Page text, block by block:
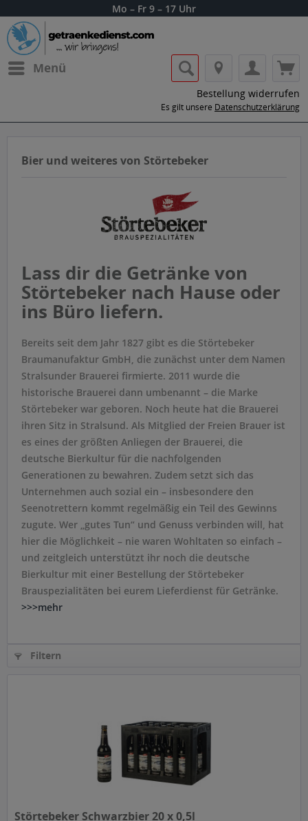
Mo – Fr 9 – 17 Uhr
Menü
Bestellung widerrufen
Es gilt unsere Datenschutzerklärung
Bier und weiteres von Störtebeker
Lass dir die Getränke von
Störtebeker nach Hause oder
ins Büro liefern.
Bereits seit dem Jahr 1827 gibt es die Störtebeker
Braumanufaktur GmbH, die zunächst unter dem Namen
Stralsunder Brauerei firmierte. 2011 wurde die
historische Brauerei dann umbenannt – die Marke
Störtebeker war geboren. Noch heute hat die Brauerei
ihren Sitz in Stralsund. Als Mitglied der Freien Brauer ist
es eines der größten Anliegen der Brauerei, die
deutsche Bierkultur für die nachfolgenden
Generationen zu bewahren. Zudem setzt sich das
Unternehmen auch sozial ein – insbesondere den
Seenotrettern kommt regelmäßig ein Teil des Gewinns
zugute. Wer „gutes Tun“ und Genuss verbinden will, hat
hier die Möglichkeit – nie waren Wohltaten so einfach –
und zeitgleich unterstützt ihr noch die deutsche
Bierkultur mit einer Bestellung der Störtebeker
Brauspezialitäten bei eurem Lieferdienst für Getränke.
>>>mehr
Filtern
Störtebeker Schwarzbier 20 x 0,5l